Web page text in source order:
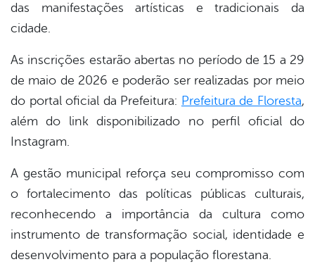
das manifestações artísticas e tradicionais da
cidade.
As inscrições estarão abertas no período de 15 a 29
de maio de 2026 e poderão ser realizadas por meio
do portal oficial da Prefeitura: Prefeitura de Floresta,
além do link disponibilizado no perfil oficial do
Instagram.
A gestão municipal reforça seu compromisso com
o fortalecimento das políticas públicas culturais,
reconhecendo a importância da cultura como
instrumento de transformação social, identidade e
desenvolvimento para a população florestana.